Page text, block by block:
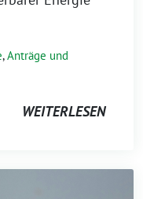
,Anträge und
WEITERLESEN